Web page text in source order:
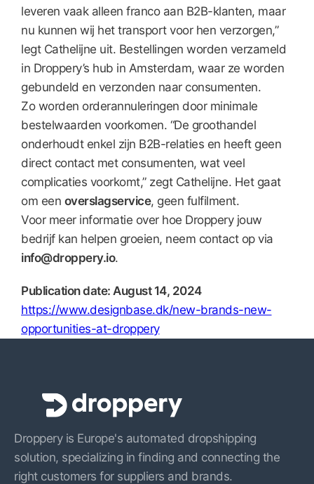
leveren vaak alleen franco aan B2B-klanten, maar
nu kunnen wij het transport voor hen verzorgen,”
legt Cathelijne uit. Bestellingen worden verzameld
in Droppery’s hub in Amsterdam, waar ze worden
gebundeld en verzonden naar consumenten.
Zo worden orderannuleringen door minimale
bestelwaarden voorkomen. “De groothandel
onderhoudt enkel zijn B2B-relaties en heeft geen
direct contact met consumenten, wat veel
complicaties voorkomt,” zegt Cathelijne. Het gaat
om een overslagservice, geen fulfilment.
Voor meer informatie over hoe Droppery jouw
bedrijf kan helpen groeien, neem contact op via
info@droppery.io.
Publication date: August 14, 2024
https://www.designbase.dk/new-brands-new-
opportunities-at-droppery
Droppery is Europe's automated dropshipping
solution, specializing in finding and connecting the
right customers for suppliers and brands.